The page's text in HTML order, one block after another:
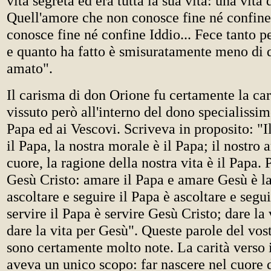
Quell'amore che non conosce fine né
conosce fine né confine Iddio... Fece tanto
e quanto ha fatto è smisuratamente meno di
amato".
Il carisma di don Orione fu certamente la
vissuto però all'interno del dono
Papa ed ai Vescovi. Scriveva in proposito:
il Papa, la nostra morale è il Papa; il nostro
cuore, la ragione della nostra vita è il Papa.
Gesù Cristo: amare il Papa e amare Gesù è
ascoltare e seguire il Papa è ascoltare e
servire il Papa è servire Gesù Cristo; dare
dare la vita per Gesù". Queste parole del
sono certamente molto note. La carità
aveva un unico scopo: far nascere nel cuore